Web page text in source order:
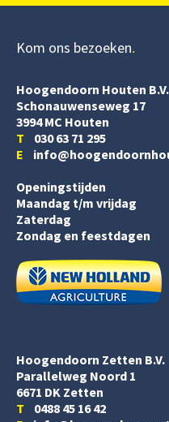
Kom ons bezoeken
Hoogendoorn Houten B.V.
Schonauwenseweg 17
3994 MC Houten
T 030 63 71 295
E
Openingstijden
Maandag t/m vrijdag
Zaterdag
Zondag en feestdagen
Hoogendoorn Zetten B.V.
Parallelweg Noord 1
6671 DK Zetten
T 0488 45 16 42